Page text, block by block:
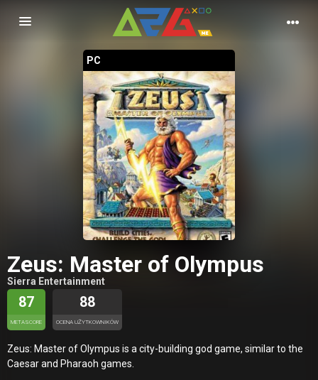
Nawigacja
PC
Zeus: Master of Olympus
Sierra Entertainment
87
METASCORE
88
OCENA UŻYTKOWNIKÓW
Zeus: Master of Olympus is a city-building god game, similar to the
Caesar and Pharaoh games.